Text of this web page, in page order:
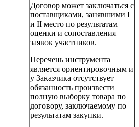
Договор может заключаться с
поставщиками, занявшими I
и II место по результатам
оценки и сопоставления
заявок участников.
Перечень инструмента
является ориентировочным и
у Заказчика отсутствует
обязанность произвести
полную выборку товара по
договору, заключаемому по
результатам закупки.